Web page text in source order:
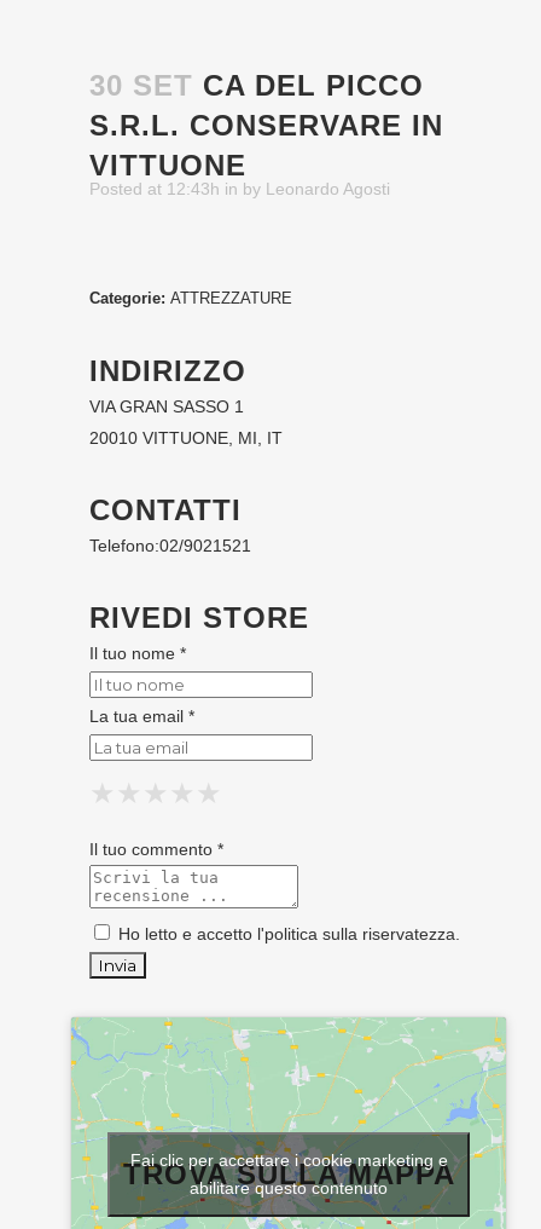
30 SET CA DEL PICCO
S.R.L. CONSERVARE IN
VITTUONE
Posted at 12:43h in by Leonardo Agosti
Categorie: ATTREZZATURE
INDIRIZZO
VIA GRAN SASSO 1
20010 VITTUONE, MI, IT
CONTATTI
Telefono:02/9021521
RIVEDI STORE
Il tuo nome *
La tua email *
★
★ ★
★ ★ ★
★ ★ ★ ★
★ ★ ★ ★ ★
Il tuo commento *
Ho letto e accetto l'politica sulla riservatezza
TROVA SULLA MAPPA
Fai clic per accettare i cookie marketing e
abilitare questo contenuto